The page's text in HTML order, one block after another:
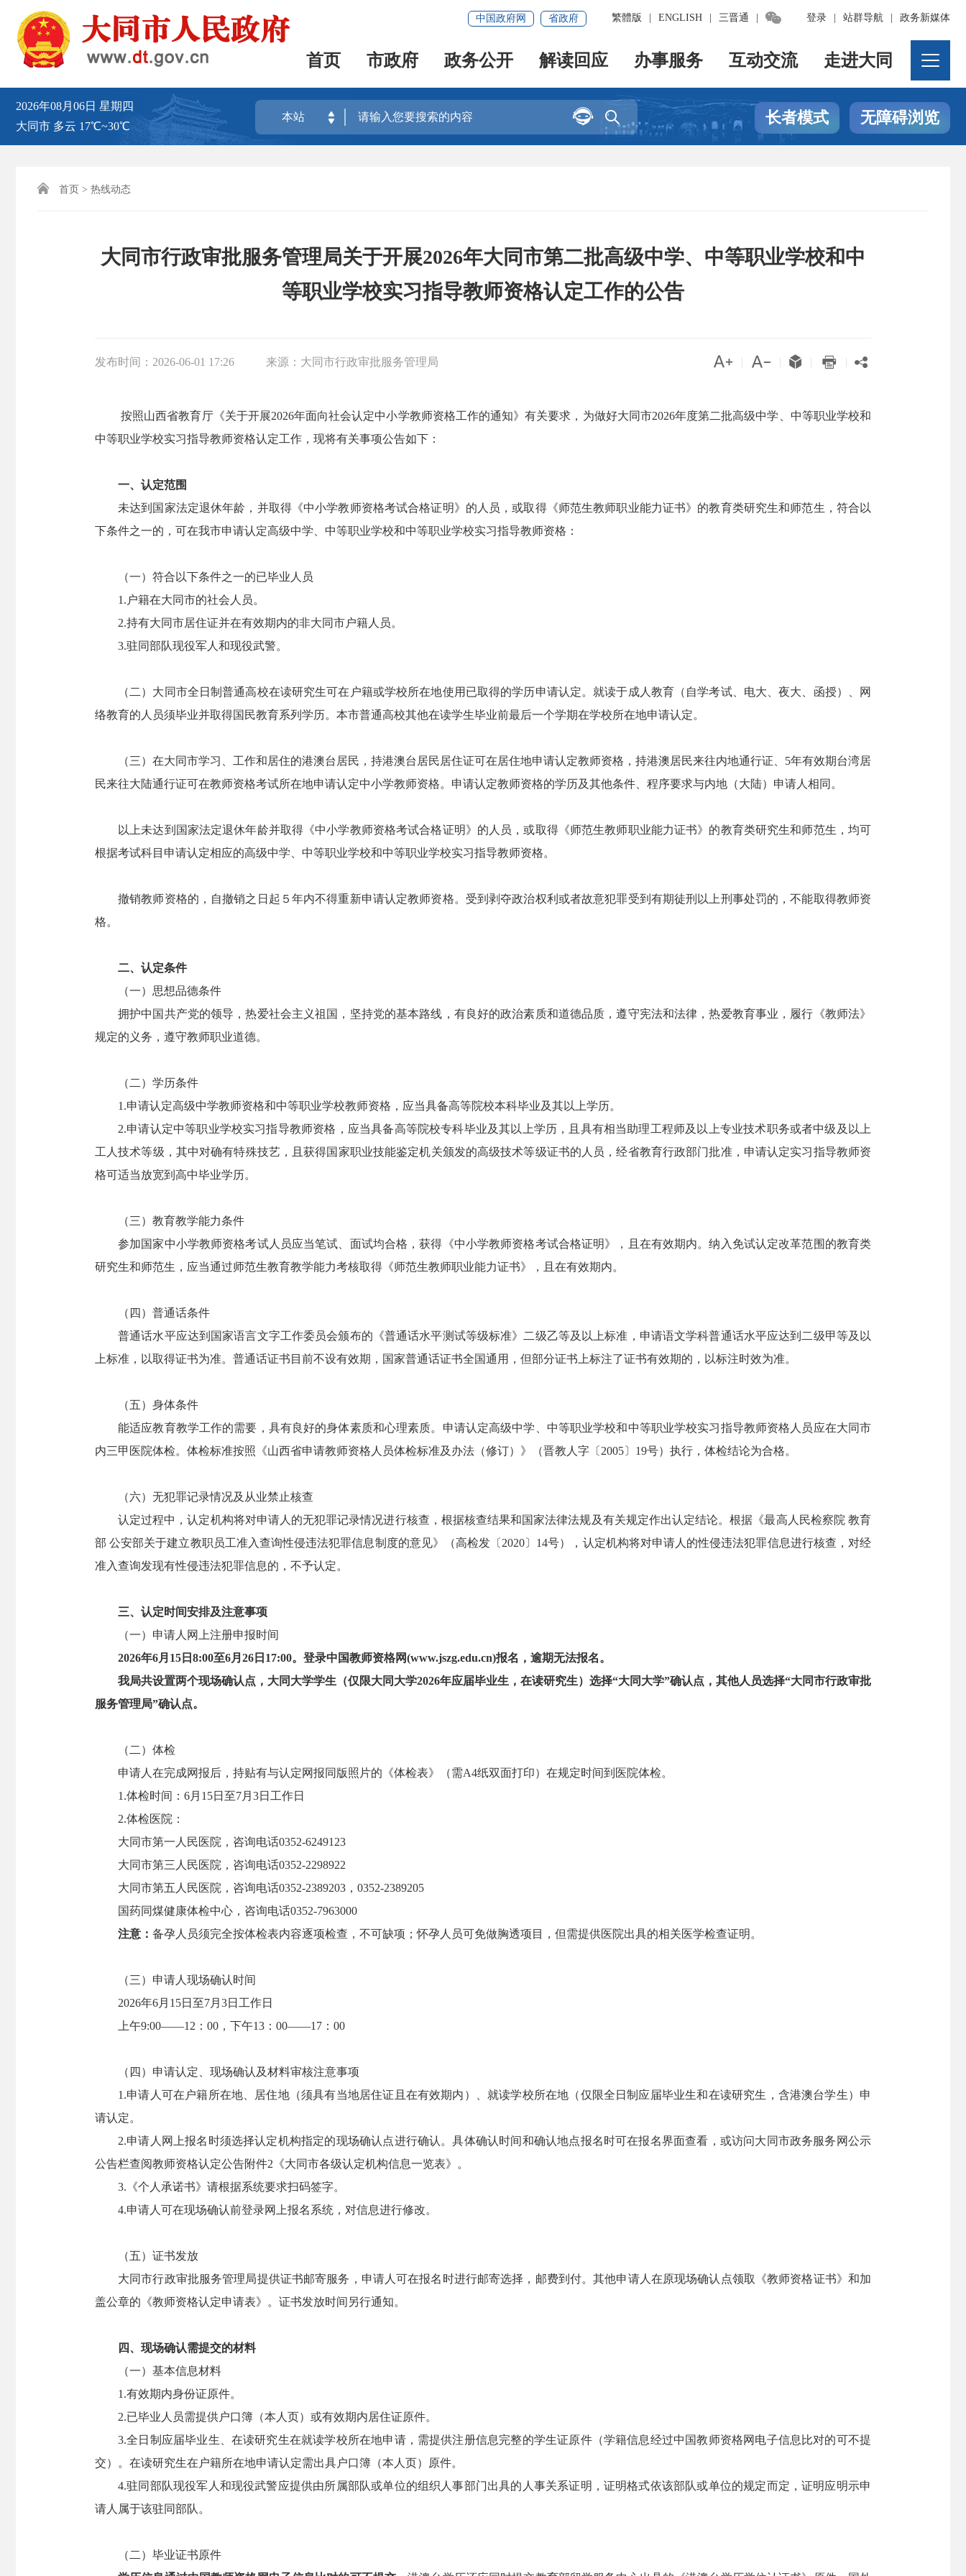
登录 站群导航 政务新媒体
繁體版 ENGLISH 三晋通 
中国政府网 省政府
首页 市政府 政务公开 解读回应 办事服务 互动交流 走进大同
2026年08月06日 星期四
大同市 多云 17℃~30℃
本站 
 长者模式 无障碍浏览
 首页 > 热线动态
大同市行政审批服务管理局关于开展2026年大同市第二批高级中学、中等职业学校和中
等职业学校实习指导教师资格认定工作的公告
发布时间： 2026-06-01 17:26 来源： 大同市行政审批服务管理局     
按照山西省教育厅《关于开展2026年面向社会认定中小学教师资格工作的通知》有关要求，为做好大同市2026年度第二批高级中学、中等职业学校和
中等职业学校实习指导教师资格认定工作，现将有关事项公告如下：
一、认定范围
未达到国家法定退休年龄，并取得《中小学教师资格考试合格证明》的人员，或取得《师范生教师职业能力证书》的教育类研究生和师范生，符合以
下条件之一的，可在我市申请认定高级中学、中等职业学校和中等职业学校实习指导教师资格：
（一）符合以下条件之一的已毕业人员
1.户籍在大同市的社会人员。
2.持有大同市居住证并在有效期内的非大同市户籍人员。
3.驻同部队现役军人和现役武警。
（二）大同市全日制普通高校在读研究生可在户籍或学校所在地使用已取得的学历申请认定。就读于成人教育（自学考试、电大、夜大、函授）、网
络教育的人员须毕业并取得国民教育系列学历。本市普通高校其他在读学生毕业前最后一个学期在学校所在地申请认定。
（三）在大同市学习、工作和居住的港澳台居民，持港澳台居民居住证可在居住地申请认定教师资格，持港澳居民来往内地通行证、5年有效期台湾居
民来往大陆通行证可在教师资格考试所在地申请认定中小学教师资格。申请认定教师资格的学历及其他条件、程序要求与内地（大陆）申请人相同。
以上未达到国家法定退休年龄并取得《中小学教师资格考试合格证明》的人员，或取得《师范生教师职业能力证书》的教育类研究生和师范生，均可
根据考试科目申请认定相应的高级中学、中等职业学校和中等职业学校实习指导教师资格。
撤销教师资格的，自撤销之日起５年内不得重新申请认定教师资格。受到剥夺政治权利或者故意犯罪受到有期徒刑以上刑事处罚的，不能取得教师资
格。
二、认定条件
（一）思想品德条件
拥护中国共产党的领导，热爱社会主义祖国，坚持党的基本路线，有良好的政治素质和道德品质，遵守宪法和法律，热爱教育事业，履行《教师法》
规定的义务，遵守教师职业道德。
（二）学历条件
1.申请认定高级中学教师资格和中等职业学校教师资格，应当具备高等院校本科毕业及其以上学历。
2.申请认定中等职业学校实习指导教师资格，应当具备高等院校专科毕业及其以上学历，且具有相当助理工程师及以上专业技术职务或者中级及以上
工人技术等级，其中对确有特殊技艺，且获得国家职业技能鉴定机关颁发的高级技术等级证书的人员，经省教育行政部门批准，申请认定实习指导教师资
格可适当放宽到高中毕业学历。
（三）教育教学能力条件
参加国家中小学教师资格考试人员应当笔试、面试均合格，获得《中小学教师资格考试合格证明》，且在有效期内。纳入免试认定改革范围的教育类
研究生和师范生，应当通过师范生教育教学能力考核取得《师范生教师职业能力证书》，且在有效期内。
（四）普通话条件
普通话水平应达到国家语言文字工作委员会颁布的《普通话水平测试等级标准》二级乙等及以上标准，申请语文学科普通话水平应达到二级甲等及以
上标准，以取得证书为准。普通话证书目前不设有效期，国家普通话证书全国通用，但部分证书上标注了证书有效期的，以标注时效为准。
（五）身体条件
能适应教育教学工作的需要，具有良好的身体素质和心理素质。申请认定高级中学、中等职业学校和中等职业学校实习指导教师资格人员应在大同市
内三甲医院体检。体检标准按照《山西省申请教师资格人员体检标准及办法（修订）》（晋教人字〔2005〕19号）执行，体检结论为合格。
（六）无犯罪记录情况及从业禁止核查
认定过程中，认定机构将对申请人的无犯罪记录情况进行核查，根据核查结果和国家法律法规及有关规定作出认定结论。根据《最高人民检察院 教育
部 公安部关于建立教职员工准入查询性侵违法犯罪信息制度的意见》（高检发〔2020〕14号），认定机构将对申请人的性侵违法犯罪信息进行核查，对经
准入查询发现有性侵违法犯罪信息的，不予认定。
三、认定时间安排及注意事项
（一）申请人网上注册申报时间
2026年6月15日8:00至6月26日17:00。登录中国教师资格网(www.jszg.edu.cn)报名，逾期无法报名。
我局共设置两个现场确认点，大同大学学生（仅限大同大学2026年应届毕业生，在读研究生）选择“大同大学”确认点，其他人员选择“大同市行政审批
服务管理局”确认点。
（二）体检
申请人在完成网报后，持贴有与认定网报同版照片的《体检表》（需A4纸双面打印）在规定时间到医院体检。
1.体检时间：6月15日至7月3日工作日
2.体检医院：
大同市第一人民医院，咨询电话0352-6249123
大同市第三人民医院，咨询电话0352-2298922
大同市第五人民医院，咨询电话0352-2389203，0352-2389205
国药同煤健康体检中心，咨询电话0352-7963000
注意： 备孕人员须完全按体检表内容逐项检查，不可缺项；怀孕人员可免做胸透项目，但需提供医院出具的相关医学检查证明。
（三）申请人现场确认时间
2026年6月15日至7月3日工作日
上午9:00——12：00，下午13：00——17：00
（四）申请认定、现场确认及材料审核注意事项
1.申请人可在户籍所在地、居住地（须具有当地居住证且在有效期内）、就读学校所在地（仅限全日制应届毕业生和在读研究生，含港澳台学生）申
请认定。
2.申请人网上报名时须选择认定机构指定的现场确认点进行确认。具体确认时间和确认地点报名时可在报名界面查看，或访问大同市政务服务网公示
公告栏查阅教师资格认定公告附件2《大同市各级认定机构信息一览表》。
3.《个人承诺书》请根据系统要求扫码签字。
4.申请人可在现场确认前登录网上报名系统，对信息进行修改。
（五）证书发放
大同市行政审批服务管理局提供证书邮寄服务，申请人可在报名时进行邮寄选择，邮费到付。其他申请人在原现场确认点领取《教师资格证书》和加
盖公章的《教师资格认定申请表》。证书发放时间另行通知。
四、现场确认需提交的材料
（一）基本信息材料
1.有效期内身份证原件。
2.已毕业人员需提供户口簿（本人页）或有效期内居住证原件。
3.全日制应届毕业生、在读研究生在就读学校所在地申请，需提供注册信息完整的学生证原件（学籍信息经过中国教师资格网电子信息比对的可不提
交）。在读研究生在户籍所在地申请认定需出具户口簿（本人页）原件。
4.驻同部队现役军人和现役武警应提供由所属部队或单位的组织人事部门出具的人事关系证明，证明格式依该部队或单位的规定而定，证明应明示申
请人属于该驻同部队。
（二）毕业证书原件